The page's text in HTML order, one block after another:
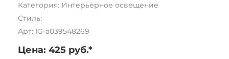
Категория: Интерьерное освещение
Стиль:
Арт: IG-a039548269
Цена: 425 руб.*